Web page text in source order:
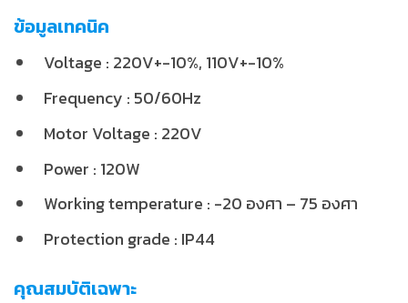
ข้อมูลเทคนิค
Voltage : 220V+-10%, 110V+-10%
Frequency : 50/60Hz
Motor Voltage : 220V
Power : 120W
Working temperature : -20 องศา – 75 องศา
Protection grade : IP44
คุณสมบัติเฉพาะ